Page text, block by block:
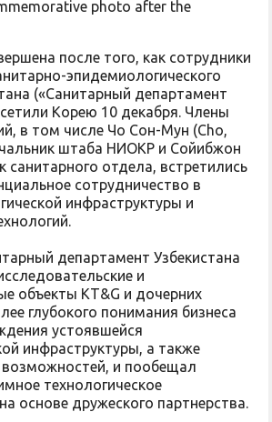
после того, как сотрудники
эпидемиологического
(«Санитарный департамент
Корею 10 декабря. Члены
в том числе Чо Сон-Мун (Cho,
штаба НИОКР и Сойибжон
санитарного отдела, встретились
сотрудничество в
инфраструктуры и
департамент Узбекистана
и
объекты KT&G и дочерних
глубокого понимания бизнеса
устоявшейся
инфраструктуры, а также
возможностей, и пообещал
технологическое
основе дружеского партнерства.